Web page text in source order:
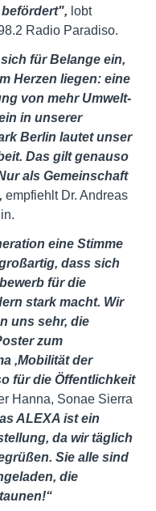
", lobt
Radio Paradiso.
für Belange ein,
Herzen liegen: eine
von mehr Umwelt-
in unserer
Berlin lautet unser
Das gilt genauso
als Gemeinschaft
empfiehlt Dr. Andreas
eine Stimme
dass sich
für die
stark macht. Wir
uns sehr, die
zum
‚Mobilität der
für die Öffentlichkeit
Hanna, Sonae Sierra
ALEXA ist ein
da wir täglich
Sie alle sind
die